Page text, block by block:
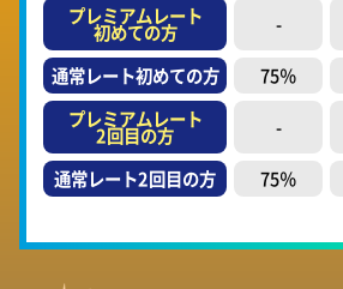
プレミアムレート
初めての方 -
通常レート初めての方
75％
プレミアムレート
2回目の方 -
通常レート2回目の方
75％